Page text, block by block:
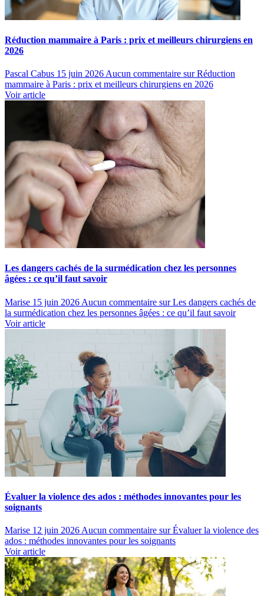
Réduction mammaire à Paris : prix et meilleurs chirurgiens en
2026
Pascal Cabus 15 juin 2026 Aucun commentaire sur Réduction
mammaire à Paris : prix et meilleurs chirurgiens en 2026
Voir article
Les dangers cachés de la surmédication chez les personnes
âgées : ce qu’il faut savoir
Marise 15 juin 2026 Aucun commentaire sur Les dangers cachés de
la surmédication chez les personnes âgées : ce qu’il faut savoir
Voir article
Évaluer la violence des ados : méthodes innovantes pour les
soignants
Marise 12 juin 2026 Aucun commentaire sur Évaluer la violence des
ados : méthodes innovantes pour les soignants
Voir article